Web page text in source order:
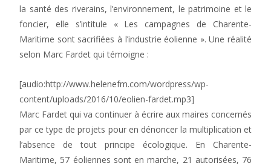
la santé des riverains, l’environnement, le patrimoine et le
foncier, elle s’intitule « Les campagnes de Charente-
Maritime sont sacrifiées à l’industrie éolienne ». Une réalité
selon Marc Fardet qui témoigne :
[audio:http://www.helenefm.com/wordpress/wp-
content/uploads/2016/10/eolien-fardet.mp3]
Marc Fardet qui va continuer à écrire aux maires concernés
par ce type de projets pour en dénoncer la multiplication et
l’absence de tout principe écologique. En Charente-
Maritime, 57 éoliennes sont en marche, 21 autorisées, 76